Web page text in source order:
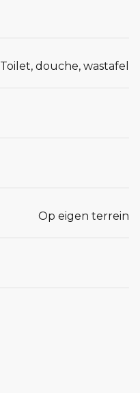
Toilet, douche, wastafel
Op eigen terrein